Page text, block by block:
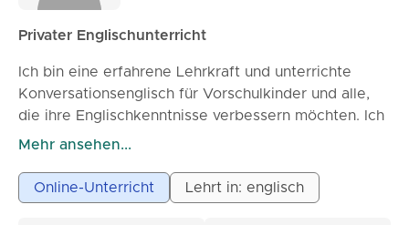
Privater Englischunterricht
Ich bin eine erfahrene Lehrkraft und unterrichte
Konversationsenglisch für Vorschulkinder und alle,
die ihre Englischkenntnisse verbessern möchten. Ich
habe 5 Jahre Erfahrung, darunter Unterricht an einer
Kommunikationskoordinatorin bei einer englischen
Alphabetisierungsorganisation in London.
Mehr ansehen...
Online-Unterricht Lehrt in: englisch